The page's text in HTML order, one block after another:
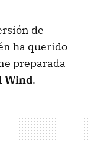
de
ha querido
preparada
Wind.